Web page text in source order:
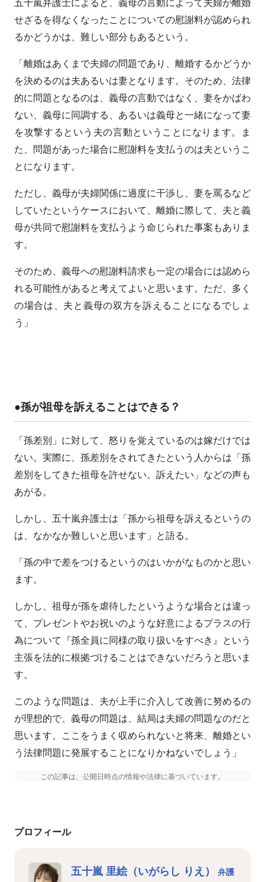
せざるを得なくなったことについての慰謝料が認められ
るかどうかは、難しい部分もあるという。
「離婚はあくまで夫婦の問題であり、離婚するかどうか
を決めるのは夫あるいは妻となります。そのため、法律
的に問題となるのは、義母の言動ではなく、妻をかばわ
ない、義母に同調する、あるいは義母と一緒になって妻
を攻撃するという夫の言動ということになります。ま
た、問題があった場合に慰謝料を支払うのは夫というこ
とになります。
ただし、義母が夫婦関係に過度に干渉し、妻を罵るなど
していたというケースにおいて、離婚に際して、夫と義
母が共同で慰謝料を支払うよう命じられた事案もありま
す。
そのため、義母への慰謝料請求も一定の場合には認めら
れる可能性があると考えてよいと思います。ただ、多く
の場合は、夫と義母の双方を訴えることになるでしょ
う」
●孫が祖母を訴えることはできる？
「孫差別」に対して、怒りを覚えているのは嫁だけでは
ない。実際に、孫差別をされてきたという人からは「孫
差別をしてきた祖母を許せない。訴えたい」などの声も
あがる。
しかし、五十嵐弁護士は「孫から祖母を訴えるというの
は、なかなか難しいと思います」と語る。
「孫の中で差をつけるというのはいかがなものかと思い
ます。
しかし、祖母が孫を虐待したというような場合とは違っ
て、プレゼントやお祝いのような好意によるプラスの行
為について『孫全員に同様の取り扱いをすべき』という
主張を法的に根拠づけることはできないだろうと思いま
す。
このような問題は、夫が上手に介入して改善に努めるの
が理想的で、義母の問題は、結局は夫婦の問題なのだと
思います。ここをうまく収められないと将来、離婚とい
う法律問題に発展することになりかねないでしょう」
この記事は、公開日時点の情報や法律に基づいています。
プロフィール
五十嵐 里絵（いがらし りえ）
弁護